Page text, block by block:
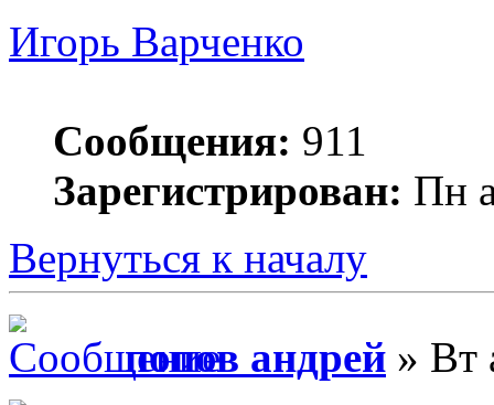
Игорь Варченко
Сообщения: 911
Зарегистрирован: Пн
Вернуться к началу
попов андрей » Вт